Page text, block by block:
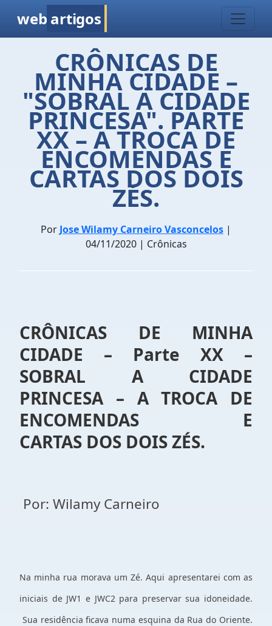
web artigos
CRÔNICAS DE
MINHA CIDADE –
"SOBRAL A CIDADE
PRINCESA". PARTE
XX – A TROCA DE
ENCOMENDAS E
CARTAS DOS DOIS
ZÉS.
Por Jose Wilamy Carneiro Vasconcelos |
04/11/2020 | Crônicas
CRÔNICAS DE MINHA
CIDADE – Parte XX –
SOBRAL A CIDADE
PRINCESA – A TROCA DE
ENCOMENDAS E
CARTAS DOS DOIS ZÉS.
Por: Wilamy Carneiro
Na minha rua morava um Zé. Aqui apresentarei com as
iniciais de JW1 e JWC2 para preservar sua idoneidade.
Sua residência ficava numa esquina da Rua do Oriente.